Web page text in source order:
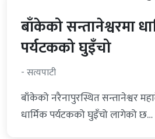
बाँकेको सन्तानेश्वरमा
पर्यटकको घुइँचो
- सत्यपाटी
बाँकेको नरैनापुरस्थित सन्तानेश्वर
धार्मिक पर्यटकको घुइँचो लागेको छ…